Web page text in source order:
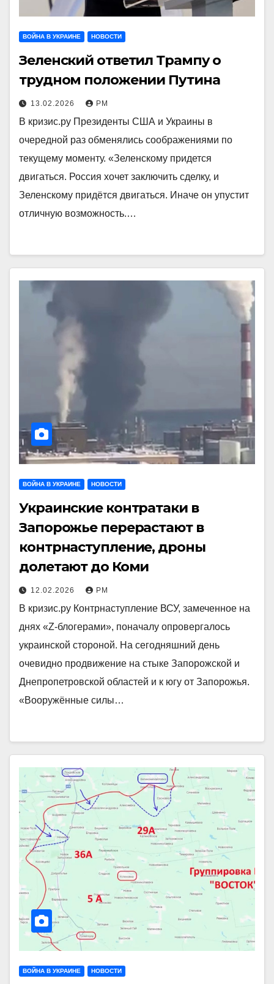
ВОЙНА В УКРАИНЕ НОВОСТИ
Зеленский ответил Трампу о
трудном положении Путина
13.02.2026 РМ
В кризис.ру Президенты США и Украины в
очередной раз обменялись соображениями по
текущему моменту. «Зеленскому придется
двигаться. Россия хочет заключить сделку, и
Зеленскому придётся двигаться. Иначе он упустит
отличную возможность.…
ВОЙНА В УКРАИНЕ НОВОСТИ
Украинские контратаки в
Запорожье перерастают в
контрнаступление, дроны
долетают до Коми
12.02.2026 РМ
В кризис.ру Контрнаступление ВСУ, замеченное на
днях «Z-блогерами», поначалу опровергалось
украинской стороной. На сегодняшний день
очевидно продвижение на стыке Запорожской и
Днепропетровской областей и к югу от Запорожья.
«Вооружённые силы…
ВОЙНА В УКРАИНЕ НОВОСТИ